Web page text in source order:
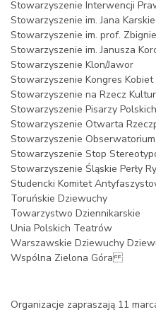
Stowarzyszenie Interwencji
Stowarzyszenie im. Jana
Stowarzyszenie im. prof.
Stowarzyszenie im. Janusza
Stowarzyszenie Klon/Jawor
Stowarzyszenie Kongres Kobiet
Stowarzyszenie na Rzecz
Stowarzyszenie Pisarzy Polskich
Stowarzyszenie Otwarta
Stowarzyszenie
Stowarzyszenie Stop
Stowarzyszenie Śląskie Perły
Studencki Komitet
Toruńskie Dziewuchy
Towarzystwo Dziennikarskie
Unia Polskich Teatrów
Warszawskie Dziewuchy
Wspólna Zielona Góra
Organizacje zapraszają 11